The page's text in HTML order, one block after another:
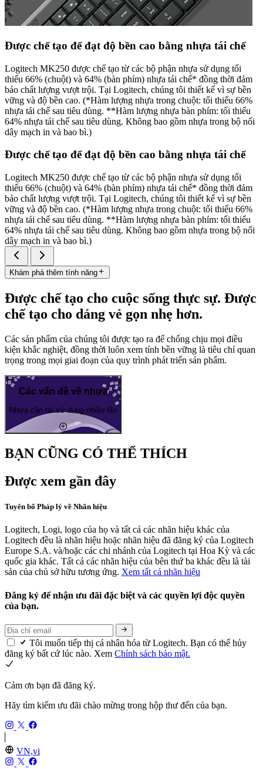
Được chế tạo để đạt độ bền cao bằng nhựa tái chế
Logitech MK250 được chế tạo từ các bộ phận nhựa sử dụng tối
thiểu 66% (chuột) và 64% (bàn phím) nhựa tái chế* đồng thời đảm
bảo chất lượng vượt trội. Tại Logitech, chúng tôi thiết kế vì sự bền
vững và độ bền cao. (*Hàm lượng nhựa trong chuột: tối thiểu 66%
nhựa tái chế sau tiêu dùng. **Hàm lượng nhựa bàn phím: tối thiểu
64% nhựa tái chế sau tiêu dùng. Không bao gồm nhựa trong bộ nối
dây mạch in và bao bì.)
Được chế tạo để đạt độ bền cao bằng nhựa tái chế
Logitech MK250 được chế tạo từ các bộ phận nhựa sử dụng tối
thiểu 66% (chuột) và 64% (bàn phím) nhựa tái chế* đồng thời đảm
bảo chất lượng vượt trội. Tại Logitech, chúng tôi thiết kế vì sự bền
vững và độ bền cao. (*Hàm lượng nhựa trong chuột: tối thiểu 66%
nhựa tái chế sau tiêu dùng. **Hàm lượng nhựa bàn phím: tối thiểu
64% nhựa tái chế sau tiêu dùng. Không bao gồm nhựa trong bộ nối
dây mạch in và bao bì.)
Khám phá thêm tính năng
Được chế tạo cho cuộc sống thực sự. Được
chế tạo cho dáng vẻ gọn nhẹ hơn.
Các sản phẩm của chúng tôi được tạo ra để chống chịu mọi điều
kiện khắc nghiệt, đồng thời luôn xem tính bền vững là tiêu chí quan
trọng trong mọi giai đoạn của quy trình phát triển sản phẩm.
Các vấn đề về nhựa
Nhựa cần tái sử dụng nhiều lần
BẠN CŨNG CÓ THỂ THÍCH
Được xem gần đây
Tuyên bố Pháp lý về Nhãn hiệu
Logitech, Logi, logo của họ và tất cả các nhãn hiệu khác của
Logitech đều là nhãn hiệu hoặc nhãn hiệu đã đăng ký của Logitech
Europe S.A. và/hoặc các chi nhánh của Logitech tại Hoa Kỳ và các
quốc gia khác. Tất cả các nhãn hiệu của bên thứ ba khác đều là tài
sản của chủ sở hữu tương ứng. Xem tất cả nhãn hiệu
Đăng ký để nhận ưu đãi đặc biệt và các quyền lợi độc quyền
của bạn.
Tôi muốn tiếp thị cá nhân hóa từ Logitech. Bạn có thể hủy
đăng ký bất cứ lúc nào. Xem Chính sách bảo mật.
Cảm ơn bạn đã đăng ký.
Hãy tìm kiếm ưu đãi chào mừng trong hộp thư đến của bạn.
VN,vi